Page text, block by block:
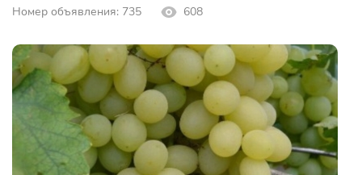
Номер объявления: 735 608